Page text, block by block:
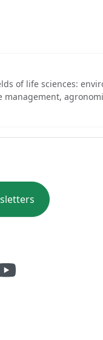
of life sciences: